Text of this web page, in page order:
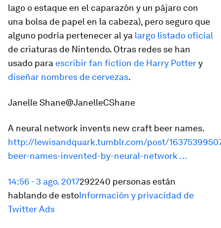
lago o estaque en el caparazón y un pájaro con
una bolsa de papel en la cabeza), pero seguro que
alguno podría pertenecer al ya largo listado oficial
de criaturas de Nintendo. Otras redes se han
usado para escribirfan fiction de Harry Pottery
diseñar nombres de cervezas.
Janelle Shane@JanelleCShane
A neural network invents new craft beer names.
http://lewisandquark.tumblr.com/post/
beer-names-invented-by-neural-network …
14:56 - 3 ago. 2017292240 personas están
hablando de estoInformación y privacidad de
Twitter Ads